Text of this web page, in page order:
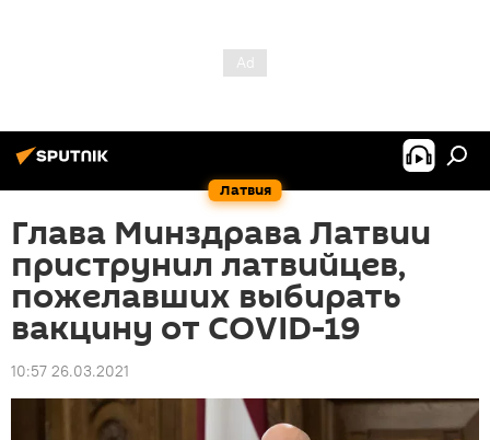
Латвия
Глава Минздрава Латвии
приструнил латвийцев,
пожелавших выбирать
вакцину от COVID-19
10:57 26.03.2021